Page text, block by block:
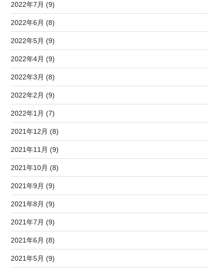
2022年7月 (9)
2022年6月 (8)
2022年5月 (9)
2022年4月 (9)
2022年3月 (8)
2022年2月 (9)
2022年1月 (7)
2021年12月 (8)
2021年11月 (9)
2021年10月 (8)
2021年9月 (9)
2021年8月 (9)
2021年7月 (9)
2021年6月 (8)
2021年5月 (9)